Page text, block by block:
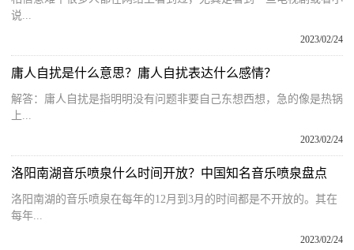
说...
2023/02/24
庸人自扰是什么意思？庸人自扰表达什么感情？
解答：庸人自扰是指明明没有问题非要自己东想西想，急的像是热锅
上...
2023/02/24
洛阳南湖音乐喷泉什么时间开放？中国知名音乐喷泉盘点
洛阳南湖的音乐喷泉在每年的12月到3月的时间都是不开放的。其在
每年...
2023/02/24